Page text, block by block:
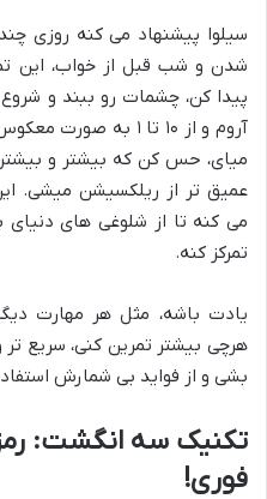
سیلوا پیشنهاد می کنه روزی
شدن و شب قبل از خواب، این
پیدا کن، چشمات رو ببند و
آروم و از ۱۰ تا ۱ به
میای، حس کن که بیشتر و
عمیق تر از ریلکسیشن
می کنه تا از شلوغی های
تمرکز کنه.
یادت باشه، مثل هر مهارت
هرچی بیشتر تمرین کنی، سریع تر
بشی و از فواید بی شمارش
تکنیک سه انگشت: رمز
فوری!